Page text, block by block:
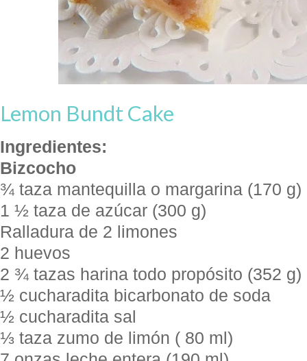
Lemon Bundt Cake
Ingredientes:
Bizcocho
¾ taza mantequilla o margarina (170 g)
1 ½ taza de azúcar (300 g)
Ralladura de 2 limones
2 huevos
2 ¾ tazas harina todo propósito (352 g)
½ cucharadita bicarbonato de soda
½ cucharadita sal
⅓ taza zumo de limón ( 80 ml)